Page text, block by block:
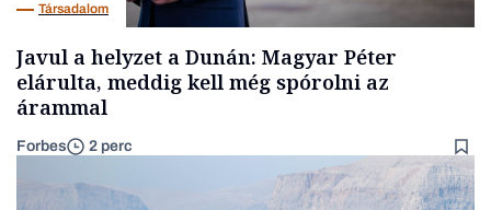
Társadalom
Javul a helyzet a Dunán: Magyar Péter
elárulta, meddig kell még spórolni az
árammal
Forbes 2 perc